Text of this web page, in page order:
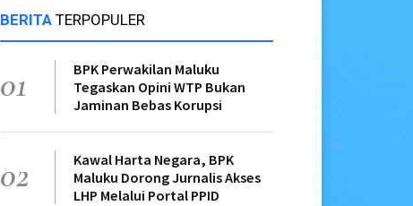
BERITA TERPOPULER
01
BPK Perwakilan Maluku
Tegaskan Opini WTP Bukan
Jaminan Bebas Korupsi
02
Kawal Harta Negara, BPK
Maluku Dorong Jurnalis Akses
LHP Melalui Portal PPID